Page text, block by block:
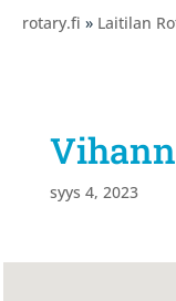
rotary.fi » Laitilan
syys 4, 2023